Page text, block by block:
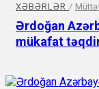
XƏBƏRLƏR /
Ərdoğan
mükafat